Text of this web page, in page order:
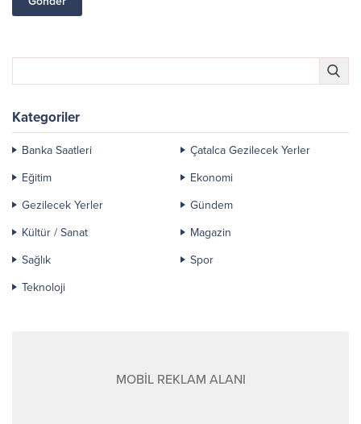
Kategoriler
Banka Saatleri
Çatalca Gezilecek Yerler
Eğitim
Ekonomi
Gezilecek Yerler
Gündem
Kültür / Sanat
Magazin
Sağlık
Spor
Teknoloji
MOBİL REKLAM ALANI